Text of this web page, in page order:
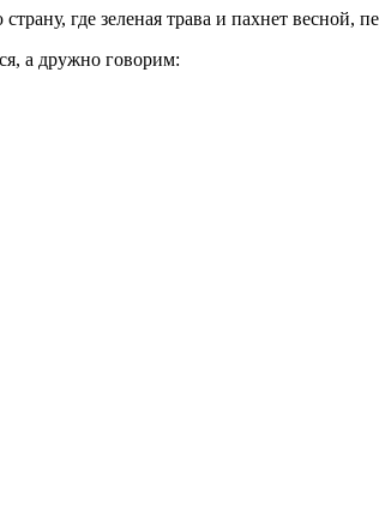
где зеленая трава и пахнет
а дружно говорим: